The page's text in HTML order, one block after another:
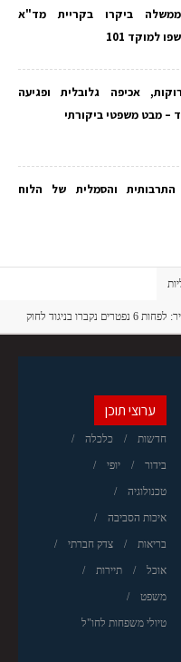
ביקרו בקריית מד"א
למוקד 101
אכיפה גלובלית ופגיעה
– מבט משפטי ביקורתי
והסמלית של הלוח
"שערוריית הקברים" מסתעפת לבית העלמין כפר סמיר: לפחות 6 נפטרים נקברו בניגוד לחוק
ערוצי תוכן
חדשות כלכלה
בידור יופי
טכנולוגיה
איכות הסביבה
בריאות צדק חברתי
אוכל תיירות
משפט
טיולי משפחות לחו"ל